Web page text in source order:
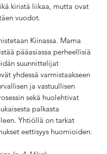
kiristä liikaa, mutta ovat
vuodot.
Kiinassa. Mama
pääasiassa perheellisiä
suunnittelijat
yhdessä varmistaakseen
ja vastuullisen
sekä huolehtivat
palkasta
Yhtiöllä on tarkat
eettisyys huomioiden.